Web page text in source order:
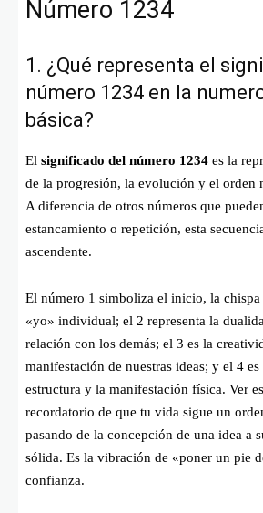
Número 1234
1. ¿Qué representa el
número 1234 en la
básica?
El significado del número 1234 es la
de la progresión, la evolución y el orden
A diferencia de otros números que
estancamiento o repetición, esta
ascendente.
El número 1 simboliza el inicio, la
«yo» individual; el 2 representa la
relación con los demás; el 3 es la
manifestación de nuestras ideas; y el 4
estructura y la manifestación física. Ver
recordatorio de que tu vida sigue un
pasando de la concepción de una idea a
sólida. Es la vibración de «poner un pie
confianza.